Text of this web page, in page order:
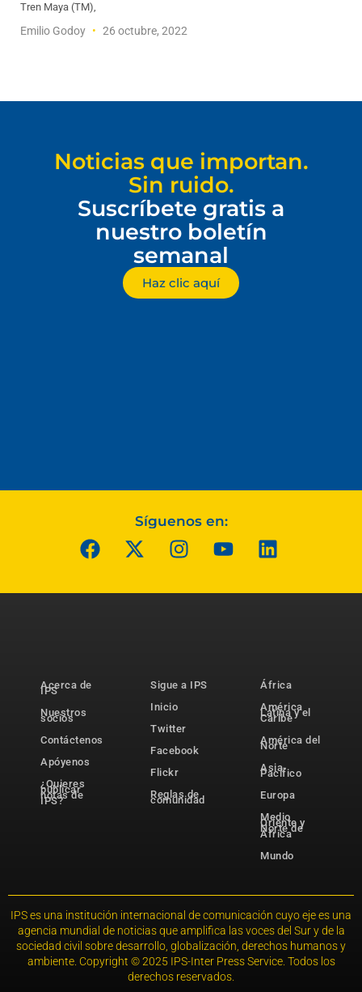
Tren Maya (TM),
Emilio Godoy 26 octubre, 2022
Noticias que importan.
Sin ruido.
Suscríbete gratis a
nuestro boletín
semanal
Haz clic aquí
Síguenos en:
Acerca de
IPS
Nuestros
socios
Contáctenos
Apóyenos
¿Quieres
publicar
notas de
IPS?
Sigue a IPS
Inicio
Twitter
Facebook
Flickr
Reglas de
comunidad
África
América
Latina y el
Caribe
América del
Norte
Asia-
Pacífico
Europa
Medio
Oriente y
Norte de
África
Mundo
IPS es una institución internacional de comunicación cuyo eje es una
agencia mundial de noticias que amplifica las voces del Sur y de la
sociedad civil sobre desarrollo, globalización, derechos humanos y
ambiente. Copyright © 2025 IPS-Inter Press Service. Todos los
derechos reservados.